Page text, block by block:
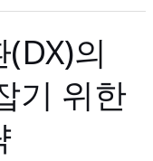
의
기 위한